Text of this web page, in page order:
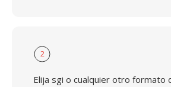
2
Elija sgi o cualquier otro formato